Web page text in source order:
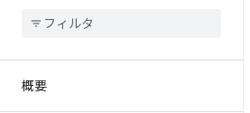
概要